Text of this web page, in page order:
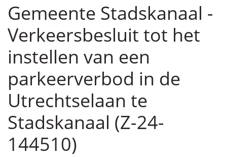
Gemeente Stadskanaal -
Verkeersbesluit tot het
instellen van een
parkeerverbod in de
Utrechtselaan te
Stadskanaal (Z-24-
144510)